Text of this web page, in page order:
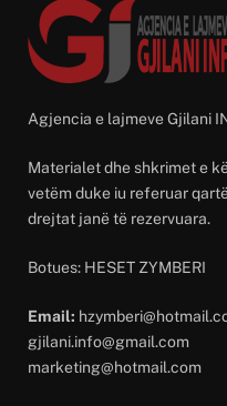
Agjencia e lajmeve Gjilani
Materialet dhe shkrimet e
vetëm duke iu referuar
drejtat janë të rezervuara.
Botues: HESET ZYMBERI
Email:
gjilani.info@gmail.com
marketing@hotmail.com